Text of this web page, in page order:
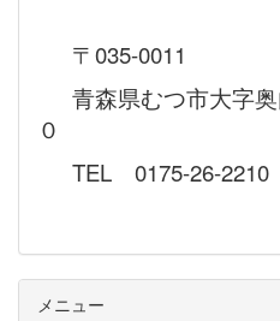
〒035-0011
青森県むつ市大字奥
０
TEL 0175-26-2210
メニュー